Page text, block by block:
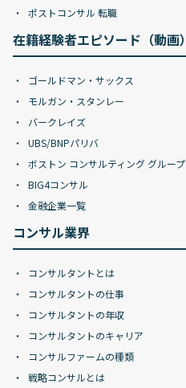
ポストコンサル 転職
在籍経験者エピソード（動画）
ゴールドマン・サックス
モルガン・スタンレー
バークレイズ
UBS/BNPパリバ
ボストン コンサルティング グループ
BIG4コンサル
金融企業一覧
コンサル業界
コンサルタントとは
コンサルタントの仕事
コンサルタントの年収
コンサルタントのキャリア
コンサルファームの種類
戦略コンサルとは